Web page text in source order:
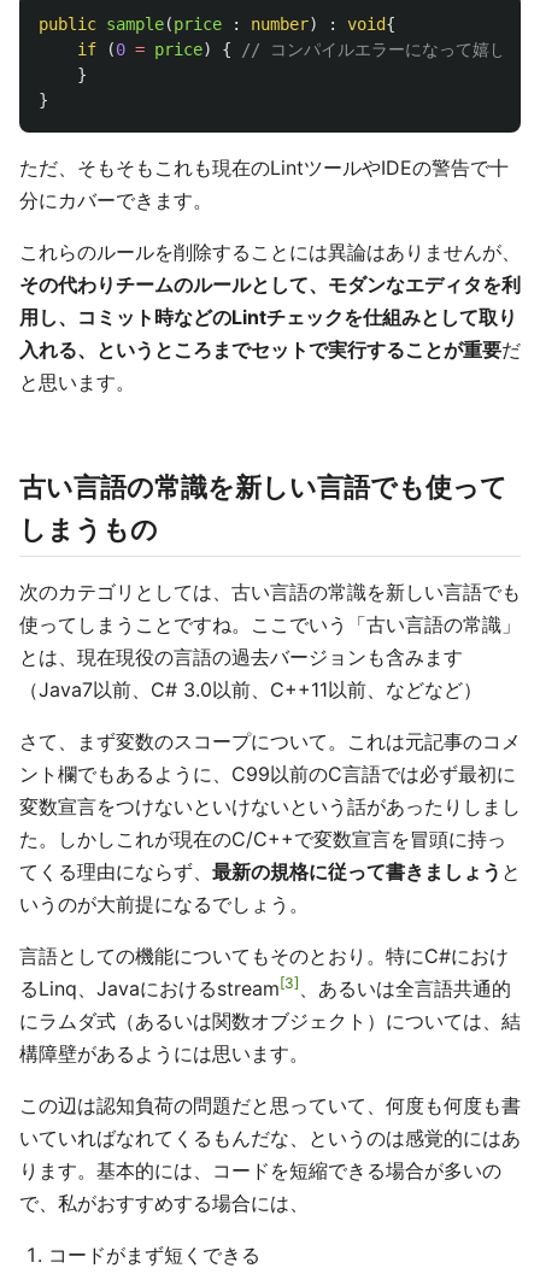
public sample(price : number) : void{
if
(0 = price) {
// コンパイルエラーになって嬉しい
}
}
ただ、そもそもこれも現在のLintツールやIDEの警告で十
分にカバーできます。
これらのルールを削除することには異論はありませんが、
その代わりチームのルールとして、モダンなエディタを利
用し、コミット時などのLintチェックを仕組みとして取り
入れる、というところまでセットで実行することが重要だ
と思います。
古い言語の常識を新しい言語でも使って
しまうもの
次のカテゴリとしては、古い言語の常識を新しい言語でも
使ってしまうことですね。ここでいう「古い言語の常識」
とは、現在現役の言語の過去バージョンも含みます
（Java7以前、C# 3.0以前、C++11以前、などなど）
さて、まず変数のスコープについて。これは元記事のコメ
ント欄でもあるように、C99以前のC言語では必ず最初に
変数宣言をつけないといけないという話があったりしまし
た。しかしこれが現在のC/C++で変数宣言を冒頭に持っ
てくる理由にならず、 最新の規格に従って書きましょう と
いうのが大前提になるでしょう。
言語としての機能についてもそのとおり。特にC#におけ
るLinq、Javaにおけるstream 3 、あるいは全言語共通的
にラムダ式（あるいは関数オブジェクト）については、結
構障壁があるようには思います。
この辺は認知負荷の問題だと思っていて、何度も何度も書
いていればなれてくるもんだな、というのは感覚的にはあ
ります。基本的には、コードを短縮できる場合が多いの
で、私がおすすめする場合には、
コードがまず短くできる